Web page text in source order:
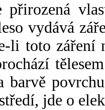
přirozená
vydává
li toto záření
barvě
jde o